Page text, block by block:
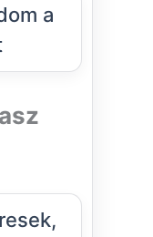
a